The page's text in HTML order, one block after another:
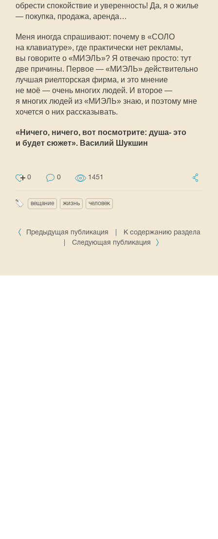
обрести спокойствие и уверенность! Да, я о жилье
— покупка, продажа, аренда…
Меня иногда спрашивают: почему в «СОЛО
на клавиатуре», где практически нет рекламы,
вы говорите о «МИЭЛЬ»? Я отвечаю просто: тут
две причины. Первое — «МИЭЛЬ» действительно
лучшая риелторская фирма, и это мнение
не моё — очень многих людей. И второе —
я многих людей из «МИЭЛЬ» знаю, и поэтому мне
хочется о них рассказывать.
«Ничего, ничего, вот посмотрите: душа- это
и будет сюжет». Василий Шукшин
0 0 1451
вещание жизнь человек
Предыдущая публикация
К содержанию раздела
Следующая публикация